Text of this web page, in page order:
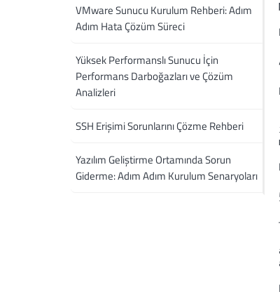
VMware Sunucu Kurulum Rehberi: Adım
Adım Hata Çözüm Süreci
Yüksek Performanslı Sunucu İçin
Performans Darboğazları ve Çözüm
Analizleri
SSH Erişimi Sorunlarını Çözme Rehberi
Yazılım Geliştirme Ortamında Sorun
Giderme: Adım Adım Kurulum Senaryoları